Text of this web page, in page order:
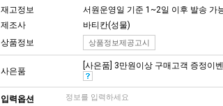
재고정보
서원운영일 기준 1~2일 이후 발송 가
제조사
바티칸(성물)
상품정보
상품정보제공고시
사은품
[사은품] 3만원이상 구매고객 증정이
입력옵션 정보를 입력하세요